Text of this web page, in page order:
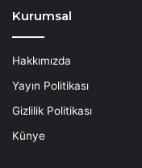
Kurumsal
Hakkımızda
Yayın Politikası
Gizlilik Politikası
Künye